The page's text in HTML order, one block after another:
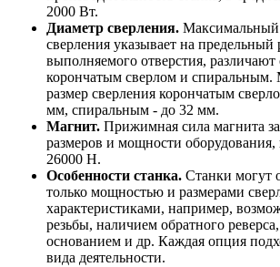
2000 Вт.
Диаметр сверления. Максимальный
сверления указывает на предельный
выполняемого отверстия, различают
корончатым сверлом и
размер сверления корончатым
мм, спиральным - до 32 мм.
Магнит. Прижимная сила магнита
размеров и мощности оборудования,
26000 Н.
Особенности станка. Станки могут
только мощностью и размерами
характеристиками, например,
резьбы, наличием обратного
основанием и др. Каждая опция
вида деятельности.